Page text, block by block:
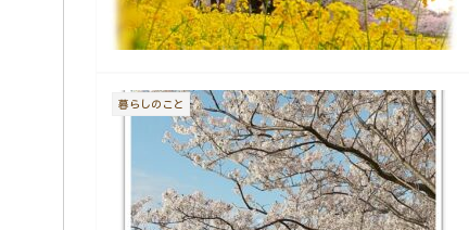
暮らしのこと